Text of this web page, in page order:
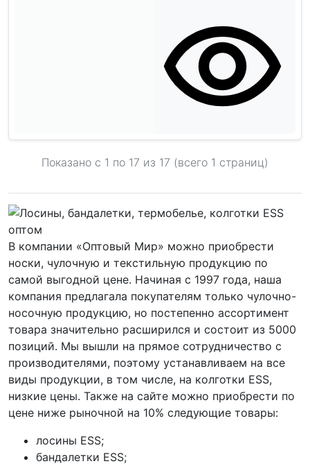
Показано с 1 по 17 из 17 (всего 1 страниц)
В компании «Оптовый Мир» можно приобрести
носки, чулочную и текстильную продукцию по
самой выгодной цене. Начиная с 1997 года, наша
компания предлагала покупателям только чулочно-
носочную продукцию, но постепенно ассортимент
товара значительно расширился и состоит из 5000
позиций. Мы вышли на прямое сотрудничество с
производителями, поэтому устанавливаем на все
виды продукции, в том числе, на колготки ESS,
низкие цены. Также на сайте можно приобрести по
цене ниже рыночной на 10% следующие товары:
лосины ESS;
бандалетки ESS;